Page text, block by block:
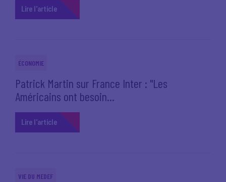
Lire l'article
ÉCONOMIE
Patrick Martin sur France Inter : "Les
Américains ont besoin...
Lire l'article
VIE DU MEDEF